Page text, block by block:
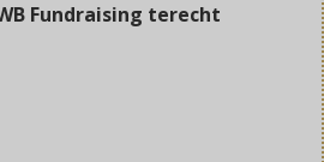
Fundraising terecht